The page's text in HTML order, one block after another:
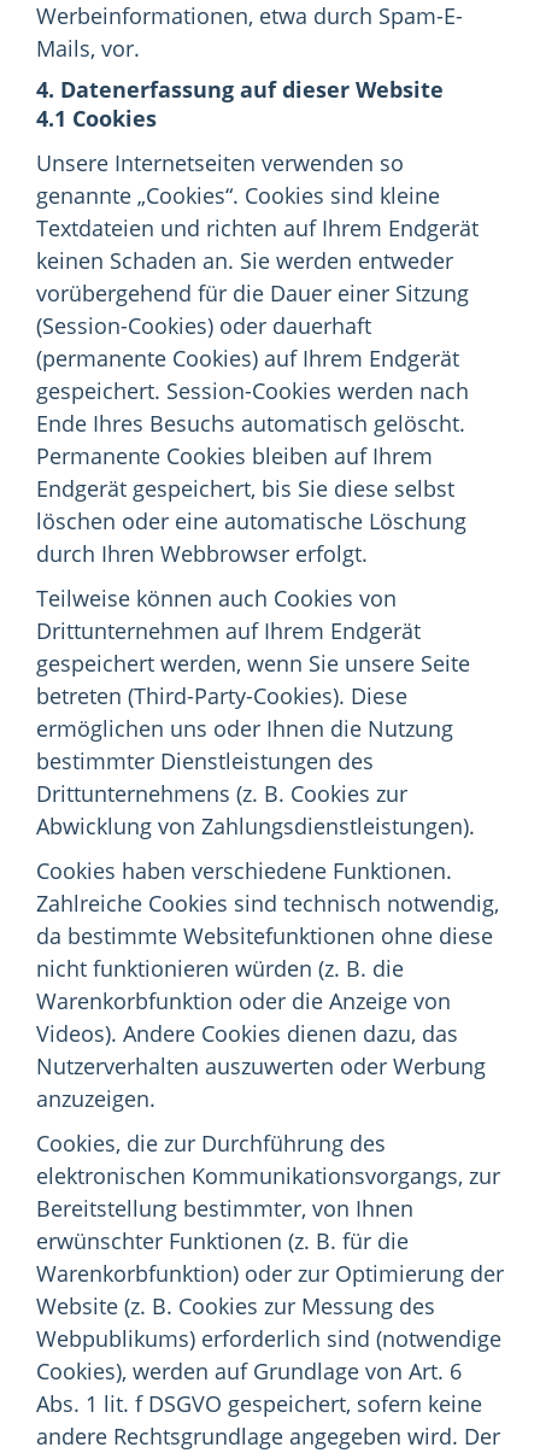
Werbeinformationen, etwa durch Spam-E-
Mails, vor.
4. Datenerfassung auf dieser Website
4.1 Cookies
Unsere Internetseiten verwenden so
genannte „Cookies“. Cookies sind kleine
Textdateien und richten auf Ihrem Endgerät
keinen Schaden an. Sie werden entweder
vorübergehend für die Dauer einer Sitzung
(Session-Cookies) oder dauerhaft
(permanente Cookies) auf Ihrem Endgerät
gespeichert. Session-Cookies werden nach
Ende Ihres Besuchs automatisch gelöscht.
Permanente Cookies bleiben auf Ihrem
Endgerät gespeichert, bis Sie diese selbst
löschen oder eine automatische Löschung
durch Ihren Webbrowser erfolgt.
Teilweise können auch Cookies von
Drittunternehmen auf Ihrem Endgerät
gespeichert werden, wenn Sie unsere Seite
betreten (Third-Party-Cookies). Diese
ermöglichen uns oder Ihnen die Nutzung
bestimmter Dienstleistungen des
Drittunternehmens (z. B. Cookies zur
Abwicklung von Zahlungsdienstleistungen).
Cookies haben verschiedene Funktionen.
Zahlreiche Cookies sind technisch notwendig,
da bestimmte Websitefunktionen ohne diese
nicht funktionieren würden (z. B. die
Warenkorbfunktion oder die Anzeige von
Videos). Andere Cookies dienen dazu, das
Nutzerverhalten auszuwerten oder Werbung
anzuzeigen.
Cookies, die zur Durchführung des
elektronischen Kommunikationsvorgangs, zur
Bereitstellung bestimmter, von Ihnen
erwünschter Funktionen (z. B. für die
Warenkorbfunktion) oder zur Optimierung der
Website (z. B. Cookies zur Messung des
Webpublikums) erforderlich sind (notwendige
Cookies), werden auf Grundlage von Art. 6
Abs. 1 lit. f DSGVO gespeichert, sofern keine
andere Rechtsgrundlage angegeben wird. Der